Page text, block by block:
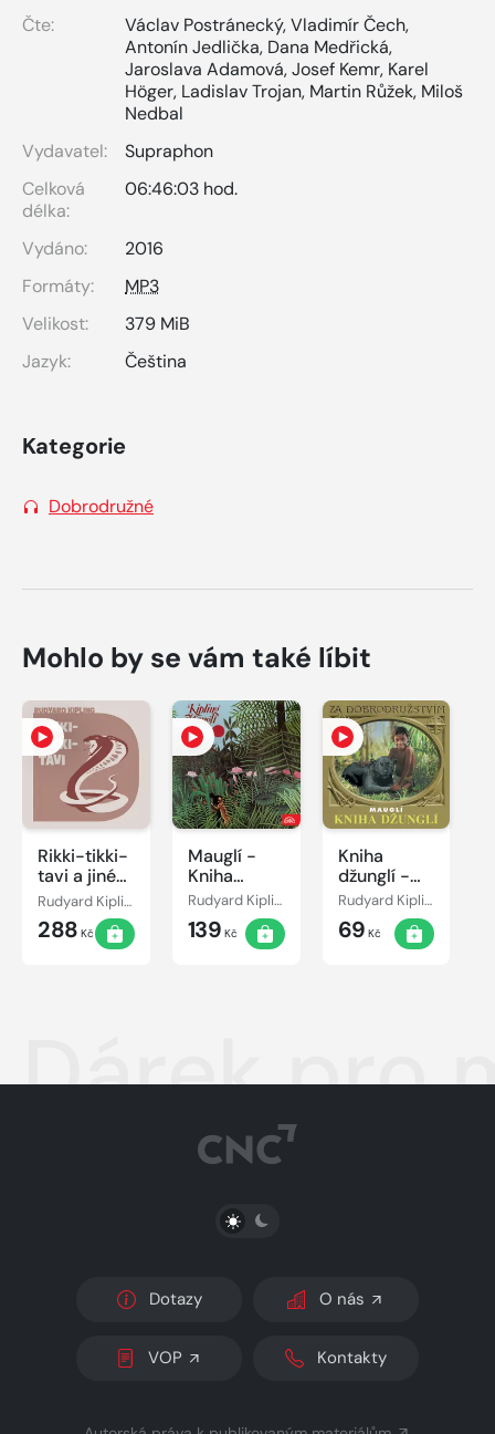
Čte:
Václav Postránecký,Vladimír Čech,
Antonín Jedlička, Dana Medřická,
Jaroslava Adamová,Josef Kemr, Karel
Höger, Ladislav Trojan, Martin Růžek, Miloš
Nedbal
Vydavatel:
Supraphon
Celková
délka:
06:46:03 hod.
Vydáno:
2016
Formáty:
MP3
Velikost:
379 MiB
Jazyk:
Čeština
Kategorie
Dobrodružné
Mohlo by se vám také líbit
Rikki-tikki-
tavi a jiné
povídky o
zvířatech
Rudyard Kipling
288 Kč
Mauglí -
Kniha
džunglí
Rudyard Kipling
139 Kč
Kniha
džunglí -
Mauglí
Rudyard Kipling
69 Kč
Dárek pro
PŘEPNOUT SVĚTLÝ/TMAVÝ REŽIM
Dotazy O nás
VOP Kontakty